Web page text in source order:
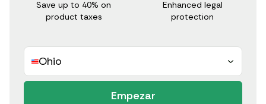
Save up to 40% on
product taxes
Enhanced legal
protection
Ohio
Empezar